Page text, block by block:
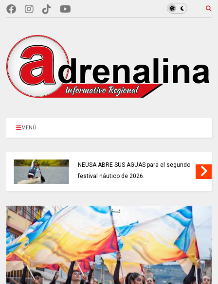
MENÚ
NEUSA ABRE SUS AGUAS para el segundo
festival náutico de 2026.